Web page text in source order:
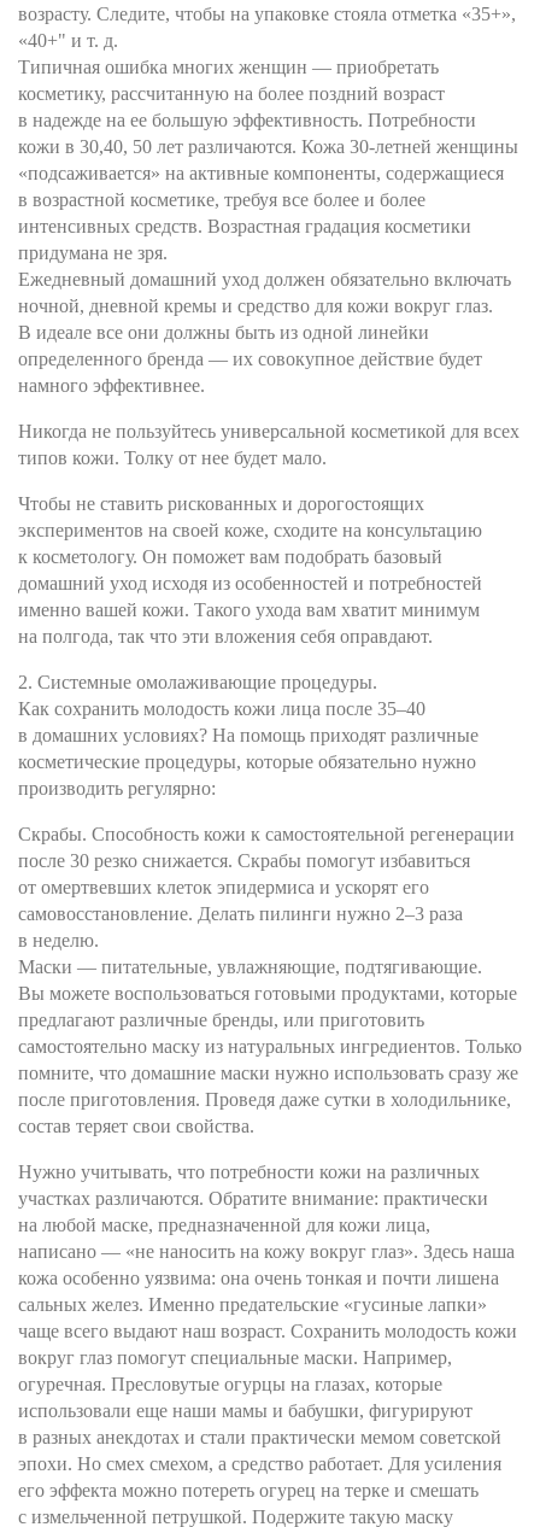
возрасту. Следите, чтобы на упаковке стояла отметка «35+»,
«40+" и т. д.
Типичная ошибка многих женщин — приобретать
косметику, рассчитанную на более поздний возраст
в надежде на ее большую эффективность. Потребности
кожи в 30,40, 50 лет различаются. Кожа 30-летней женщины
«подсаживается» на активные компоненты, содержащиеся
в возрастной косметике, требуя все более и более
интенсивных средств. Возрастная градация косметики
придумана не зря.
Ежедневный домашний уход должен обязательно включать
ночной, дневной кремы и средство для кожи вокруг глаз.
В идеале все они должны быть из одной линейки
определенного бренда — их совокупное действие будет
намного эффективнее.
Никогда не пользуйтесь универсальной косметикой для всех
типов кожи. Толку от нее будет мало.
Чтобы не ставить рискованных и дорогостоящих
экспериментов на своей коже, сходите на консультацию
к косметологу. Он поможет вам подобрать базовый
домашний уход исходя из особенностей и потребностей
именно вашей кожи. Такого ухода вам хватит минимум
на полгода, так что эти вложения себя оправдают.
2. Системные омолаживающие процедуры.
Как сохранить молодость кожи лица после 35–40
в домашних условиях? На помощь приходят различные
косметические процедуры, которые обязательно нужно
производить регулярно:
Скрабы. Способность кожи к самостоятельной регенерации
после 30 резко снижается. Скрабы помогут избавиться
от омертвевших клеток эпидермиса и ускорят его
самовосстановление. Делать пилинги нужно 2–3 раза
в неделю.
Маски — питательные, увлажняющие, подтягивающие.
Вы можете воспользоваться готовыми продуктами, которые
предлагают различные бренды, или приготовить
самостоятельно маску из натуральных ингредиентов. Только
помните, что домашние маски нужно использовать сразу же
после приготовления. Проведя даже сутки в холодильнике,
состав теряет свои свойства.
Нужно учитывать, что потребности кожи на различных
участках различаются. Обратите внимание: практически
на любой маске, предназначенной для кожи лица,
написано — «не наносить на кожу вокруг глаз». Здесь наша
кожа особенно уязвима: она очень тонкая и почти лишена
сальных желез. Именно предательские «гусиные лапки»
чаще всего выдают наш возраст. Сохранить молодость кожи
вокруг глаз помогут специальные маски. Например,
огуречная. Пресловутые огурцы на глазах, которые
использовали еще наши мамы и бабушки, фигурируют
в разных анекдотах и стали практически мемом советской
эпохи. Но смех смехом, а средство работает. Для усиления
его эффекта можно потереть огурец на терке и смешать
с измельченной петрушкой. Подержите такую маску